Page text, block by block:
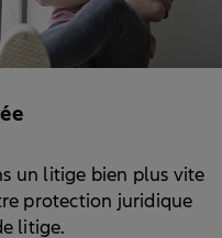
un litige bien plus vite
protection juridique
litige.